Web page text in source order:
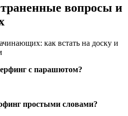
вопросы и
с парашютом?
простыми словами?